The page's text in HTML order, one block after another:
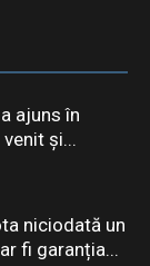
ajuns în
și...
niciodată un
fi garanția...